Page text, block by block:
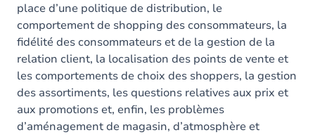
place d’une politique de distribution, le
comportement de shopping des consommateurs, la
fidélité des consommateurs et de la gestion de la
relation client, la localisation des points de vente et
les comportements de choix des shoppers, la gestion
des assortiments, les questions relatives aux prix et
aux promotions et, enfin, les problèmes
d’aménagement de magasin, d’atmosphère et